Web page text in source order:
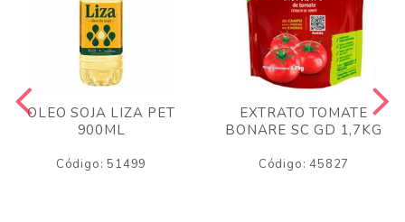
OLEO SOJA LIZA PET
900ML
Código: 51499
EXTRATO TOMATE
BONARE SC GD 1,7KG
Código: 45827